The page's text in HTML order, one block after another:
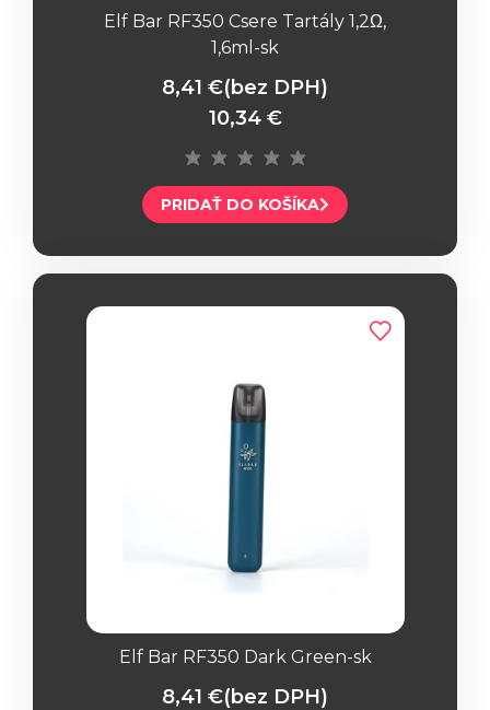
Elf Bar RF350 Csere Tartály 1,2Ω,
1,6ml-sk
8,41 €(bez DPH)
10,34 €
PRIDAŤ DO KOŠÍKA
Elf Bar RF350 Dark Green-sk
8,41 €(bez DPH)